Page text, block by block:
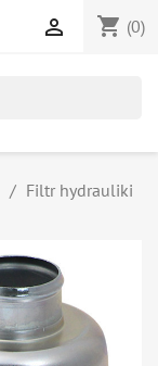
shopping_cart (0)

Filtr hydrauliki